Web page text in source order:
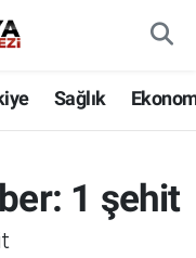
Sağlık
1 şehit